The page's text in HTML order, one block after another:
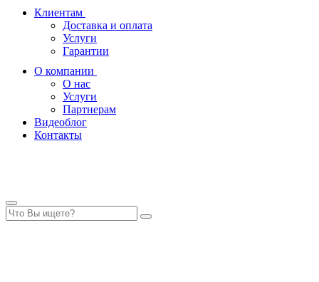
Клиентам
Доставка и оплата
Услуги
Гарантии
О компании
О нас
Услуги
Партнерам
Видеоблог
Контакты